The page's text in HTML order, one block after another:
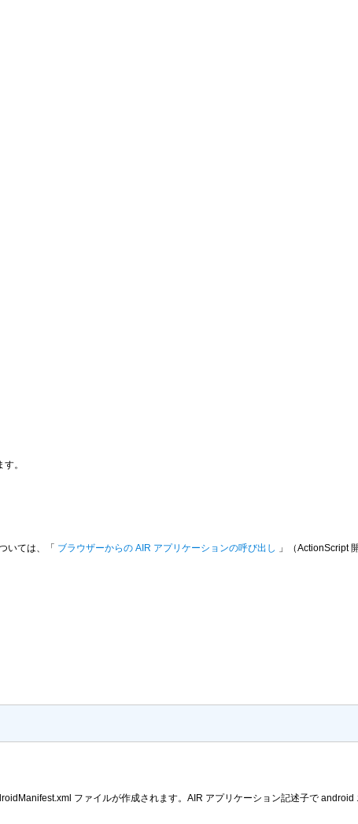
。
いては、「 ブラウザーからの AIR アプリケーションの呼び出し 」（ActionScript
ファイルが作成されます。AIR アプリケーション記述子で